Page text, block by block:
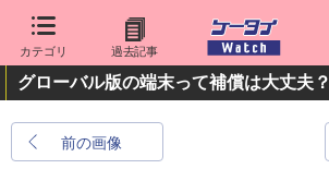
カテゴリ 過去記事
グローバル版の端末って補償は大丈夫？
前の画像